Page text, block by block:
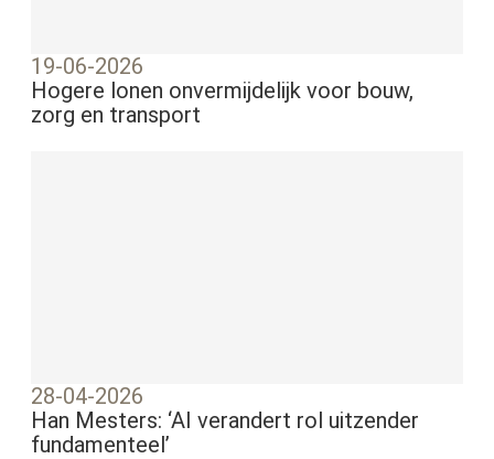
19-06-2026
Hogere lonen onvermijdelijk voor bouw,
zorg en transport
28-04-2026
Han Mesters: ‘AI verandert rol uitzender
fundamenteel’